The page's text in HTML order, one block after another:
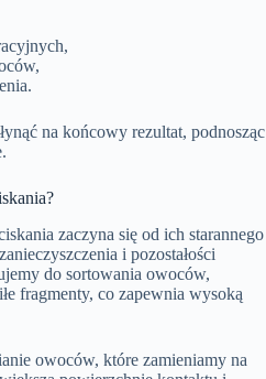
na końcowy rezultat, podnosząc
zaczyna się od ich starannego
i pozostałości
do sortowania owoców,
fragmenty, co zapewnia wysoką
owoców, które zamieniamy na